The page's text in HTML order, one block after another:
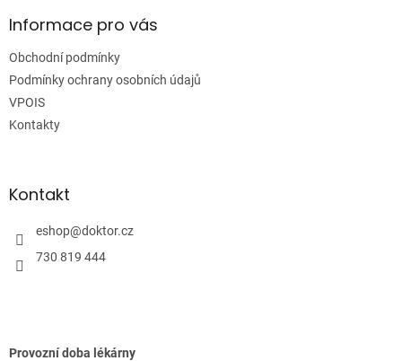
aInformace pro vás
Obchodní podmínky
Podmínky ochrany osobních údajů
VPOIS
Kontakty
Kontakt
eshop@doktor.cz
730 819 444
Provozní doba lékárny